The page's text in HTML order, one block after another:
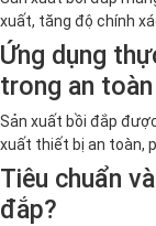
xuất, tăng độ chính
Ứng dụng
trong an
Sản xuất bồi đắp
xuất thiết bị an toàn,
Tiêu chuẩn
đắp?